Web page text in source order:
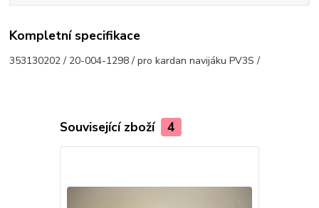
Kompletní specifikace
353130202 / 20-004-1298 / pro kardan navijáku PV3S /
Související zboží 4